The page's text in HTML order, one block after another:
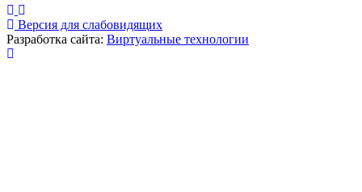
Версия для слабовидящих
Разработка сайта: Виртуальные технологии